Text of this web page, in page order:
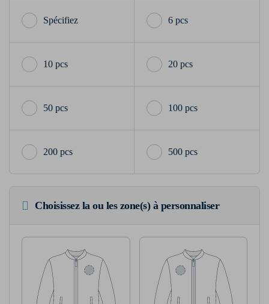
6 pcs
10 pcs 20 pcs
50 pcs 100 pcs
200 pcs 500 pcs
Choisissez la ou les zone(s) à personnaliser